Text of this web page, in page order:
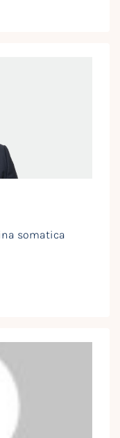
somatica